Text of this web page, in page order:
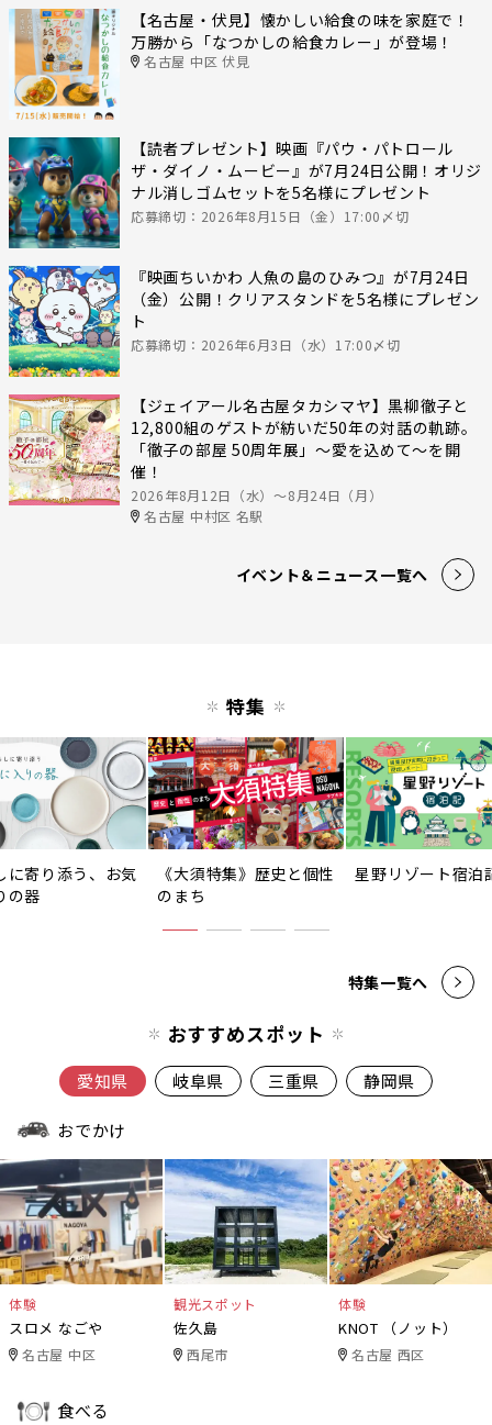
【名古屋・伏見】懐かしい給食の味を家庭で！
万勝から「なつかしの給食カレー」が登場！
名古屋 中区 伏見
【読者プレゼント】映画『パウ・パトロール
ザ・ダイノ・ムービー』が7月24日公開！オリジ
ナル消しゴムセットを5名様にプレゼント
応募締切：2026年8月15日（金）17:00〆切
『映画ちいかわ 人魚の島のひみつ』が7月24日
（金）公開！クリアスタンドを5名様にプレゼン
ト
応募締切：2026年6月3日（水）17:00〆切
【ジェイアール名古屋タカシマヤ】黒柳徹子と
12,800組のゲストが紡いだ50年の対話の軌跡。
「徹子の部屋 50周年展」～愛を込めて～を開
催！
2026年8月12日（水）〜8月24日（月）
名古屋 中村区 名駅
イベント＆ニュース一覧へ
特集
に寄り添う、お気
の器
《大須特集》歴史と個性
のまち
星野リゾート宿泊
特集一覧へ
おすすめスポット
愛知県 岐阜県 三重県 静岡県
おでかけ
体験
スロメ なごや
名古屋 中区
観光スポット
佐久島
西尾市
体験
KNOT （ノット）
名古屋 西区
食べる